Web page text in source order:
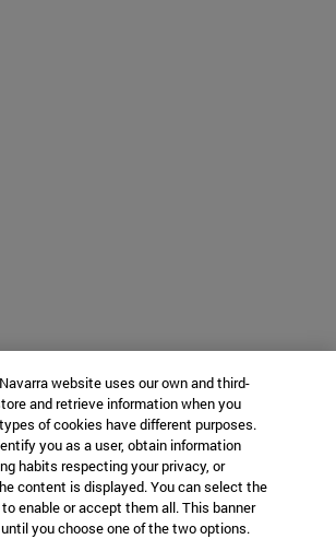
website uses our own and third-
and retrieve information when you
of cookies have different purposes.
you as a user, obtain information
habits respecting your privacy, or
content is displayed. You can select the
enable or accept them all. This banner
you choose one of the two options.